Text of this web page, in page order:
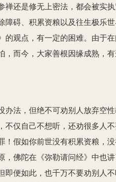
还是修无上密法，都会被实
障碍、积累资粮以及往生极乐
观点，有一定的困难。由于
而今，大家善根因缘成熟，
法，但绝不可劝别人放弃空
仅自己不想听，还劝很多人
假如你前世没有积累资粮，
佛陀在《弥勒请问经》中也
便如此，也千万不要劝别人